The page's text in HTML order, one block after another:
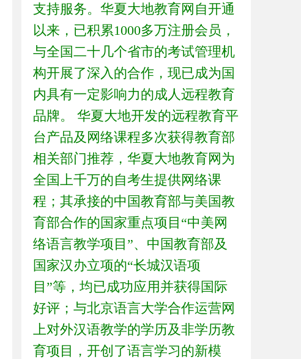
支持服务。华夏大地教育网自开通
以来，已积累1000多万注册会员，
与全国二十几个省市的考试管理机
构开展了深入的合作，现已成为国
内具有一定影响力的成人远程教育
品牌。 华夏大地开发的远程教育平
台产品及网络课程多次获得教育部
相关部门推荐，华夏大地教育网为
全国上千万的自考生提供网络课
程；其承接的中国教育部与美国教
育部合作的国家重点项目“中美网
络语言教学项目”、中国教育部及
国家汉办立项的“长城汉语项
目”等，均已成功应用并获得国际
好评；与北京语言大学合作运营网
上对外汉语教学的学历及非学历教
育项目，开创了语言学习的新模